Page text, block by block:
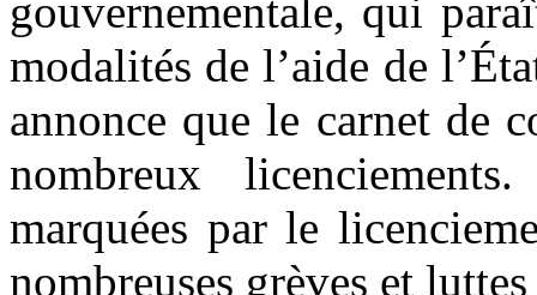
gouvernementale, qui
modalités de l’aide de
annonce que le carnet de
nombreux
marquées par le
nombreuses grèves et